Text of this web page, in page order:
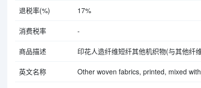
退税率(%) 17%
消费税率 -
商品描述 印花人造纤维短纤其他机织物(与其他纤
英文名称 Other woven fabrics, printed, mixed